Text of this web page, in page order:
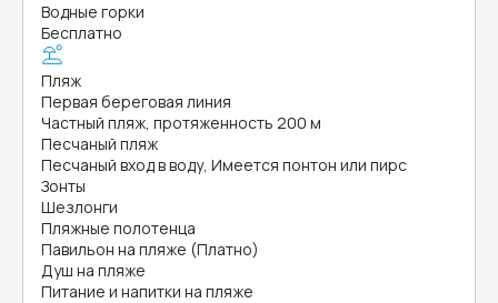
Водные горки
Бесплатно
Пляж
Первая береговая линия
Частный пляж, протяженность 200 м
Песчаный пляж
Песчаный вход в воду, Имеется понтон или пирс
Зонты
Шезлонги
Пляжные полотенца
Павильон на пляже (Платно)
Душ на пляже
Питание и напитки на пляже